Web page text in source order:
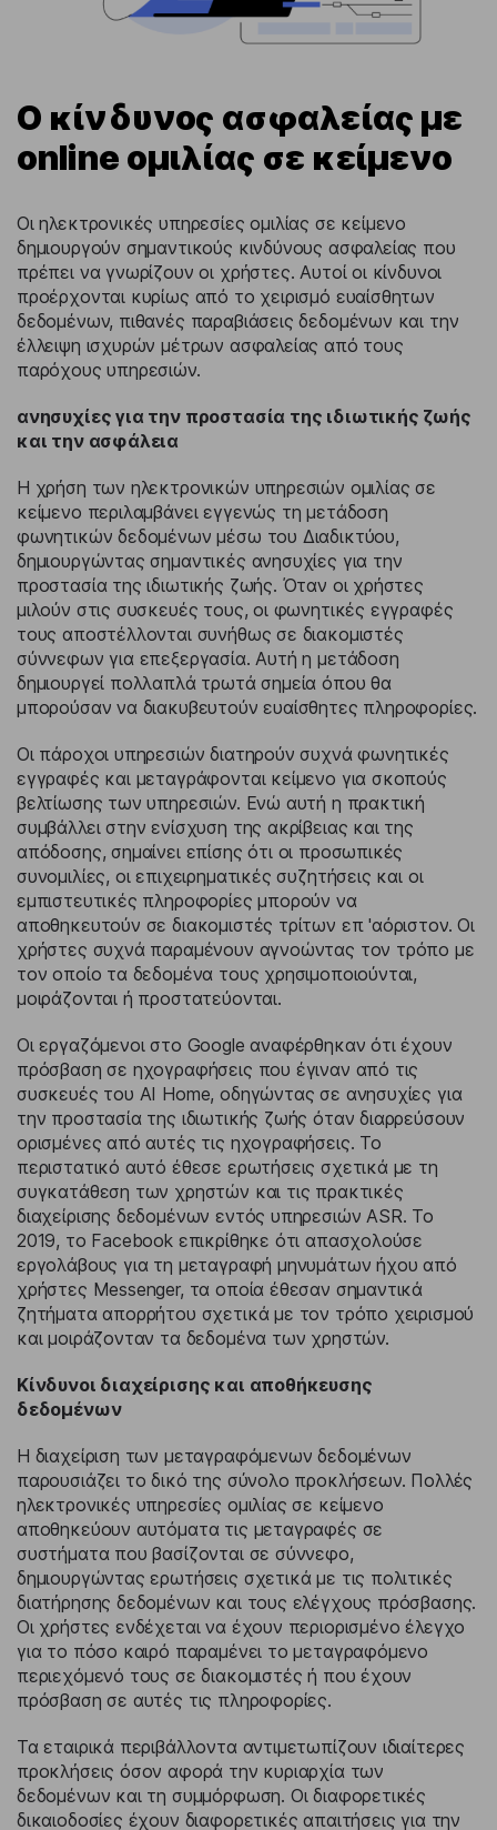
Ο κίνδυνος ασφαλείας με
online ομιλίας σε κείμενο
Οι ηλεκτρονικές υπηρεσίες ομιλίας σε κείμενο
δημιουργούν σημαντικούς κινδύνους ασφαλείας που
πρέπει να γνωρίζουν οι χρήστες. Αυτοί οι κίνδυνοι
προέρχονται κυρίως από το χειρισμό ευαίσθητων
δεδομένων, πιθανές παραβιάσεις δεδομένων και την
έλλειψη ισχυρών μέτρων ασφαλείας από τους
παρόχους υπηρεσιών.
ανησυχίες για την προστασία της ιδιωτικής ζωής
και την ασφάλεια
Η χρήση των ηλεκτρονικών υπηρεσιών ομιλίας σε
κείμενο περιλαμβάνει εγγενώς τη μετάδοση
φωνητικών δεδομένων μέσω του Διαδικτύου,
δημιουργώντας σημαντικές ανησυχίες για την
προστασία της ιδιωτικής ζωής. Όταν οι χρήστες
μιλούν στις συσκευές τους, οι φωνητικές εγγραφές
τους αποστέλλονται συνήθως σε διακομιστές
σύννεφων για επεξεργασία. Αυτή η μετάδοση
δημιουργεί πολλαπλά τρωτά σημεία όπου θα
μπορούσαν να διακυβευτούν ευαίσθητες πληροφορίες.
Οι πάροχοι υπηρεσιών διατηρούν συχνά φωνητικές
εγγραφές και μεταγράφονται κείμενο για σκοπούς
βελτίωσης των υπηρεσιών. Ενώ αυτή η πρακτική
συμβάλλει στην ενίσχυση της ακρίβειας και της
απόδοσης, σημαίνει επίσης ότι οι προσωπικές
συνομιλίες, οι επιχειρηματικές συζητήσεις και οι
εμπιστευτικές πληροφορίες μπορούν να
αποθηκευτούν σε διακομιστές τρίτων επ 'αόριστον. Οι
χρήστες συχνά παραμένουν αγνοώντας τον τρόπο με
τον οποίο τα δεδομένα τους χρησιμοποιούνται,
μοιράζονται ή προστατεύονται.
Οι εργαζόμενοι στο Google αναφέρθηκαν ότι έχουν
πρόσβαση σε ηχογραφήσεις που έγιναν από τις
συσκευές του AI Home, οδηγώντας σε ανησυχίες για
την προστασία της ιδιωτικής ζωής όταν διαρρεύσουν
ορισμένες από αυτές τις ηχογραφήσεις. Το
περιστατικό αυτό έθεσε ερωτήσεις σχετικά με τη
συγκατάθεση των χρηστών και τις πρακτικές
διαχείρισης δεδομένων εντός υπηρεσιών ASR. Το
2019, το Facebook επικρίθηκε ότι απασχολούσε
εργολάβους για τη μεταγραφή μηνυμάτων ήχου από
χρήστες Messenger, τα οποία έθεσαν σημαντικά
ζητήματα απορρήτου σχετικά με τον τρόπο χειρισμού
και μοιράζονταν τα δεδομένα των χρηστών.
Κίνδυνοι διαχείρισης και αποθήκευσης
δεδομένων
Η διαχείριση των μεταγραφόμενων δεδομένων
παρουσιάζει το δικό της σύνολο προκλήσεων. Πολλές
ηλεκτρονικές υπηρεσίες ομιλίας σε κείμενο
αποθηκεύουν αυτόματα τις μεταγραφές σε
συστήματα που βασίζονται σε σύννεφο,
δημιουργώντας ερωτήσεις σχετικά με τις πολιτικές
διατήρησης δεδομένων και τους ελέγχους πρόσβασης.
Οι χρήστες ενδέχεται να έχουν περιορισμένο έλεγχο
για το πόσο καιρό παραμένει το μεταγραφόμενο
περιεχόμενό τους σε διακομιστές ή που έχουν
πρόσβαση σε αυτές τις πληροφορίες.
Τα εταιρικά περιβάλλοντα αντιμετωπίζουν ιδιαίτερες
προκλήσεις όσον αφορά την κυριαρχία των
δεδομένων και τη συμμόρφωση. Οι διαφορετικές
δικαιοδοσίες έχουν διαφορετικές απαιτήσεις για την